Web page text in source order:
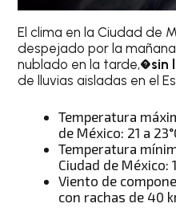
El clima en la Ciudad de
despejado por la
nublado en la tarde,�sin
de lluvias aisladas en el
Temperatura
de México: 21 a
Temperatura
Ciudad de México:
Viento de
con rachas de 40